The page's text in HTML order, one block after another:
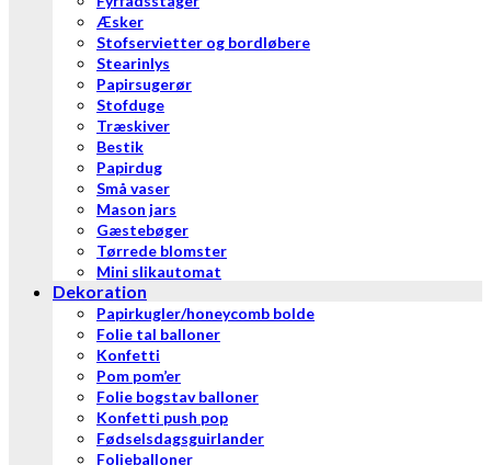
Æsker
Stofservietter og bordløbere
Stearinlys
Papirsugerør
Stofduge
Træskiver
Bestik
Papirdug
Små vaser
Mason jars
Gæstebøger
Tørrede blomster
Mini slikautomat
Dekoration
Papirkugler/honeycomb bolde
Folie tal balloner
Konfetti
Pom pom’er
Folie bogstav balloner
Konfetti push pop
Fødselsdagsguirlander
Folieballoner